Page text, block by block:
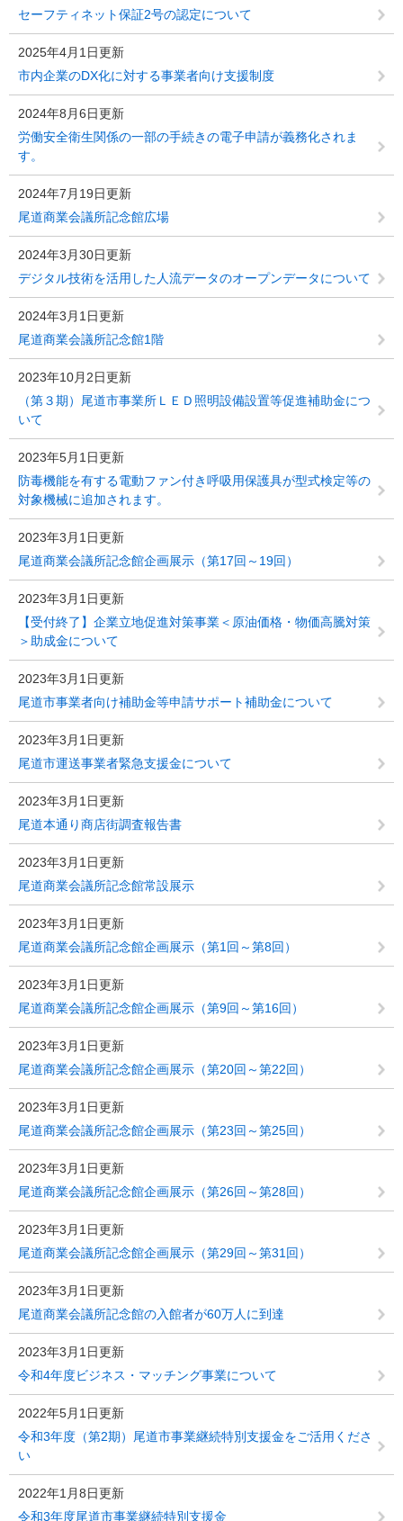
セーフティネット保証2号の認定について
2025年4月1日更新
市内企業のDX化に対する事業者向け支援制度
2024年8月6日更新
労働安全衛生関係の一部の手続きの電子申請が義務化されま
す。
2024年7月19日更新
尾道商業会議所記念館広場
2024年3月30日更新
デジタル技術を活用した人流データのオープンデータについて
2024年3月1日更新
尾道商業会議所記念館1階
2023年10月2日更新
（第３期）尾道市事業所ＬＥＤ照明設備設置等促進補助金につ
いて
2023年5月1日更新
防毒機能を有する電動ファン付き呼吸用保護具が型式検定等の
対象機械に追加されます。
2023年3月1日更新
尾道商業会議所記念館企画展示（第17回～19回）
2023年3月1日更新
【受付終了】企業立地促進対策事業＜原油価格・物価高騰対策
＞助成金について
2023年3月1日更新
尾道市事業者向け補助金等申請サポート補助金について
2023年3月1日更新
尾道市運送事業者緊急支援金について
2023年3月1日更新
尾道本通り商店街調査報告書
2023年3月1日更新
尾道商業会議所記念館常設展示
2023年3月1日更新
尾道商業会議所記念館企画展示（第1回～第8回）
2023年3月1日更新
尾道商業会議所記念館企画展示（第9回～第16回）
2023年3月1日更新
尾道商業会議所記念館企画展示（第20回～第22回）
2023年3月1日更新
尾道商業会議所記念館企画展示（第23回～第25回）
2023年3月1日更新
尾道商業会議所記念館企画展示（第26回～第28回）
2023年3月1日更新
尾道商業会議所記念館企画展示（第29回～第31回）
2023年3月1日更新
尾道商業会議所記念館の入館者が60万人に到達
2023年3月1日更新
令和4年度ビジネス・マッチング事業について
2022年5月1日更新
令和3年度（第2期）尾道市事業継続特別支援金をご活用くださ
い
2022年1月8日更新
令和3年度尾道市事業継続特別支援金